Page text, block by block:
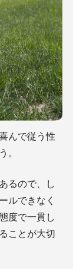
んで従う性
。
るので、し
ルできなく
度で一貫し
ことが大切